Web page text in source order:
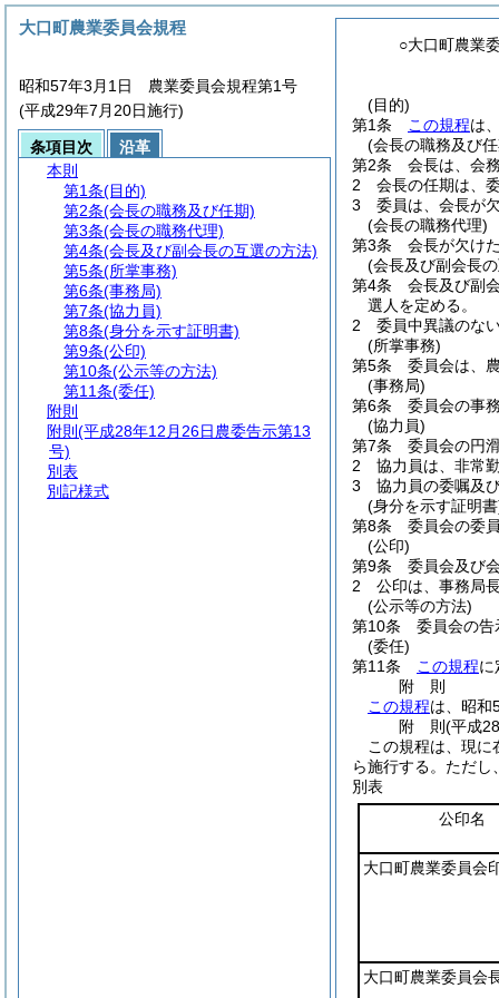
○大口町農業
(目的)
第1条
この規程は
(会長の職務及び
第2条
会長は、会
2
会長の任期は、
3
委員は、会長が
(会長の職務代理)
第3条
会長が欠け
(会長及び副会長
第4条
会長及び副
選人を定める。
2
委員中異議のな
(所掌事務)
第5条
委員会は、
(事務局)
第6条
委員会の事
(協力員)
第7条
委員会の円
2
協力員は、非常
3
協力員の委嘱及
(身分を示す証明
第8条
委員会の委
(公印)
第9条
委員会及び
2
公印は、事務局
(公示等の方法)
第10条
委員会の告
(委任)
第11条
この規程に
附 則
この規程は、昭和
附 則(平成
この規程は、現
ら施行する。 ただし
別表
公印名
大口町農業委員会
大口町農業委員会
大口町農業委員会規程
昭和57年3月1日 農業委員会規程第1号
(平成29年7月20日施行)
条項目次
沿革
本則
第1条(目的)
第2条(会長の職務及び任期)
第3条(会長の職務代理)
第4条(会長及び副会長の互選の方法)
第5条(所掌事務)
第6条(事務局)
第7条(協力員)
第8条(身分を示す証明書)
第9条(公印)
第10条(公示等の方法)
第11条(委任)
附則
附則 (平成28年12月26日農委告示第13
号)
別表
別記様式